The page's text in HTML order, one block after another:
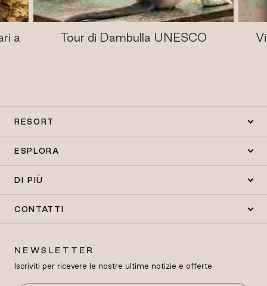
a Tour di Dambulla UNESCO
RESORT
ESPLORA
DI PIÙ
CONTATTI
NEWSLETTER
Iscriviti per ricevere le nostre ultime notizie e offerte